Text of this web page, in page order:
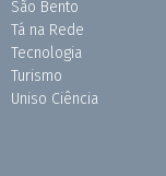
São Bento
Tá na Rede
Tecnologia
Turismo
Uniso Ciência